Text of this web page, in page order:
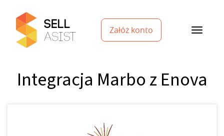
Załóż konto
Integracja Marbo z Enova